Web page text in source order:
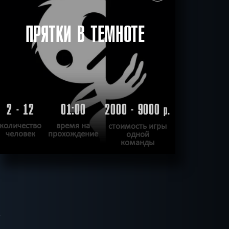
ПРЯТКИ В ТЕМНОТЕ
2 - 12
количество
человек
01:00
время на
прохождение
2000 - 9000р.
стоимость игры
одной
команды